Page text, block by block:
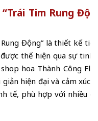
Tim Rung
Động” là thiết kế
thể hiện qua sự tinh
hoa Thành Công
hiện đại và cảm xúc
tế, phù hợp với nhiều